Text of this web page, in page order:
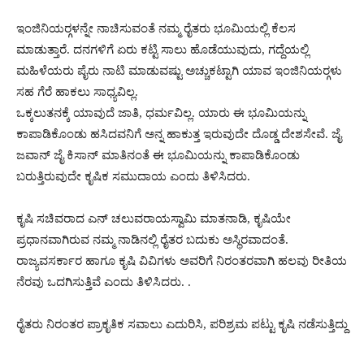
ಇಂಜಿನಿಯರ್‍ಗಳನ್ನೇ ನಾಚಿಸುವಂತೆ ನಮ್ಮ ರೈತರು ಭೂಮಿಯಲ್ಲಿ ಕೆಲಸ
ಮಾಡುತ್ತಾರೆ. ದನಗಳಿಗೆ ಏರು ಕಟ್ಟಿ ಸಾಲು ಹೊಡೆಯುವುದು, ಗದ್ದೆಯಲ್ಲಿ
ಮಹಿಳೆಯರು ಪೈರು ನಾಟಿ ಮಾಡುವಷ್ಟು ಅಚ್ಚುಕಟ್ಟಾಗಿ ಯಾವ ಇಂಜಿನಿಯರ್‍ಗಳು
ಸಹ ಗೆರೆ ಹಾಕಲು ಸಾಧ್ಯವಿಲ್ಲ.
ಒಕ್ಕಲುತನಕ್ಕೆ ಯಾವುದೆ ಜಾತಿ, ಧರ್ಮವಿಲ್ಲ. ಯಾರು ಈ ಭೂಮಿಯನ್ನು
ಕಾಪಾಡಿಕೊಂಡು ಹಸಿದವನಿಗೆ ಅನ್ನ ಹಾಕುತ್ತ ಇರುವುದೇ ದೊಡ್ಡ ದೇಶಸೇವೆ. ಜೈ
ಜವಾನ್ ಜೈ ಕಿಸಾನ್ ಮಾತಿನಂತೆ ಈ ಭೂಮಿಯನ್ನು ಕಾಪಾಡಿಕೊಂಡು
ಬರುತ್ತಿರುವುದೇ ಕೃಷಿಕ ಸಮುದಾಯ ಎಂದು ತಿಳಿಸಿದರು.
ಕೃಷಿ ಸಚಿವರಾದ ಎನ್ ಚಲುವರಾಯಸ್ವಾಮಿ ಮಾತನಾಡಿ, ಕೃಷಿಯೇ
ಪ್ರಧಾನವಾಗಿರುವ ನಮ್ಮ ನಾಡಿನಲ್ಲಿ ರೈತರ ಬದುಕು ಅಸ್ಥಿರವಾದಂತೆ.
ರಾಜ್ಯವಸರ್ಕಾರ ಹಾಗೂ ಕೃಷಿ ವಿವಿಗಳು ಅವರಿಗೆ ನಿರಂತರವಾಗಿ ಹಲವು ರೀತಿಯ
ನೆರವು ಒದಗಿಸುತ್ತಿವೆ ಎಂದು ತಿಳಿಸಿದರು. .
ರೈತರು ನಿರಂತರ ಪ್ರಾಕೃತಿಕ ಸವಾಲು ಎದುರಿಸಿ, ಪರಿಶ್ರಮ ಪಟ್ಟು ಕೃಷಿ ನಡೆಸುತ್ತಿದ್ದು